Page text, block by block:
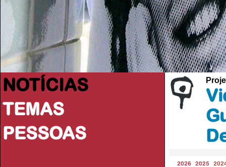
NOTÍCIAS
TEMAS
PESSOAS
2026 2025